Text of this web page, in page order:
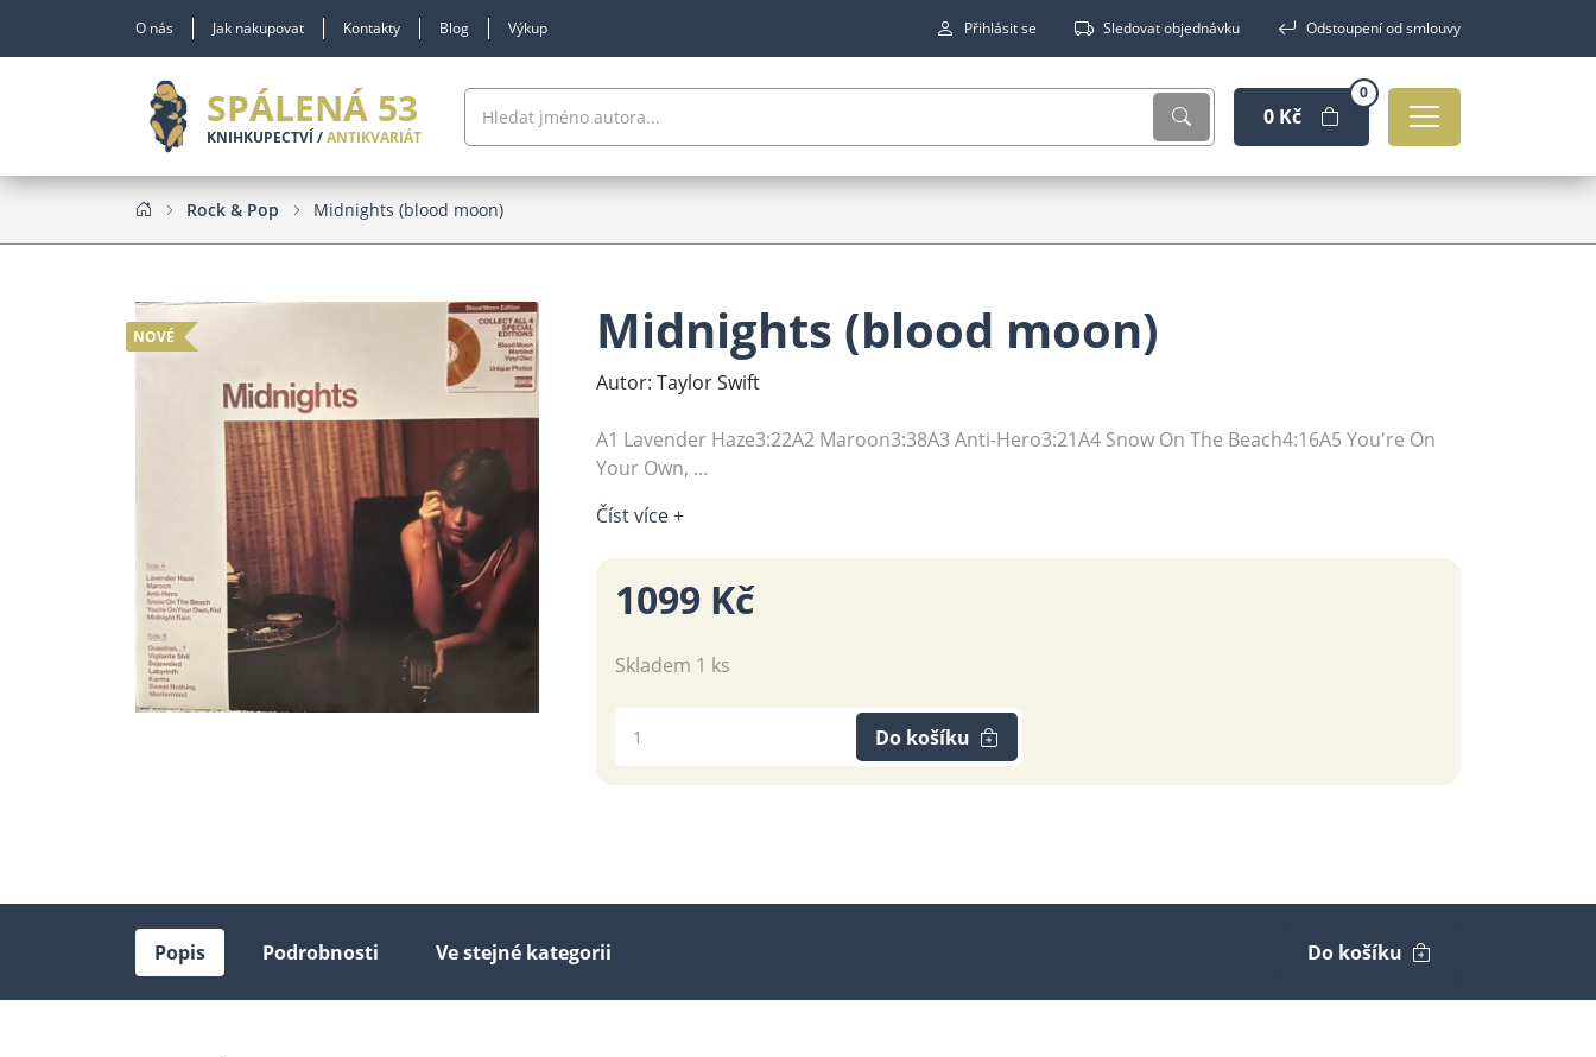
O nás Jak nakupovat Kontakty Blog Výkup Přihlásit se Sledovat objednávku Odstoupení od smlouvy
SPÁLENÁ 53
KNIHKUPECTVÍ /ANTIKVARIÁT
0 Kč
0
Rock & Pop Midnights (blood moon)
NOVÉ Midnights (blood moon)
Autor: Taylor Swift
A1 Lavender Haze3:22A2 Maroon3:38A3 Anti-Hero3:21A4 Snow On The Beach4:16A5 You're On
Your Own, ...
Číst více +
1099 Kč
Skladem 1 ks
Do košíku
Popis Podrobnosti Ve stejné kategorii Do košíku